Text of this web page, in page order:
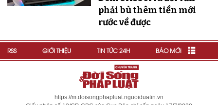
phải bù thêm tiền mới
rước về được
RSS GIỚI THIỆU TIN TỨC 24H BÁO MỚI
https://m.doisongphapluat.nguoiduatin.vn